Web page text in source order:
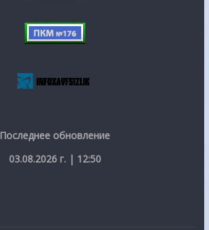
Последнее обновление
03.08.2026 г. | 12:50